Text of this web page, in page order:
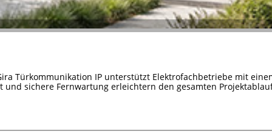
Türkommunikation IP unterstützt Elektrofachbetriebe mit
sichere Fernwartung erleichtern den gesamten